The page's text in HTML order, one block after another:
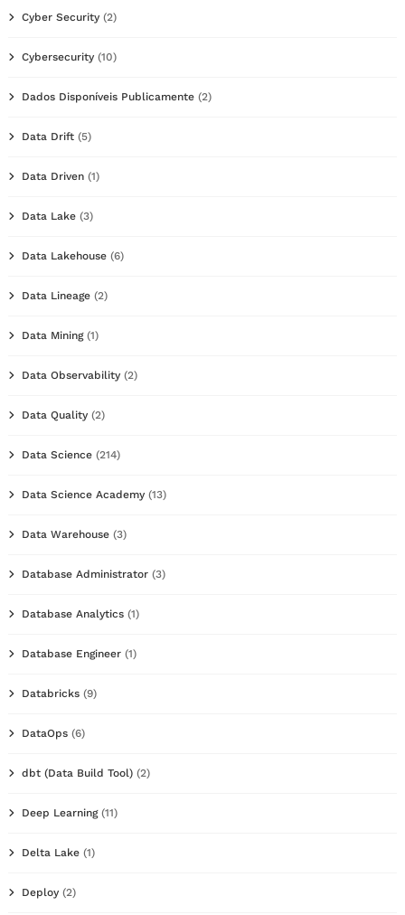
Cyber Security (2)
Cybersecurity (10)
Dados Disponíveis Publicamente (2)
Data Drift (5)
Data Driven (1)
Data Lake (3)
Data Lakehouse (6)
Data Lineage (2)
Data Mining(1)
Data Observability (2)
Data Quality (2)
Data Science (214)
Data Science Academy (13)
Data Warehouse (3)
Database Administrator (3)
Database Analytics (1)
Database Engineer (1)
Databricks (9)
DataOps (6)
dbt (Data Build Tool) (2)
Deep Learning(11)
Delta Lake (1)
Deploy (2)